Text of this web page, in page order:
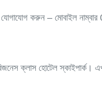
যোগাযোগ করুন – মোবাইল
ক্লাস হোটেল